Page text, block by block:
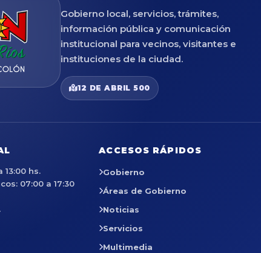
Gobierno local, servicios, trámites,
información pública y comunicación
institucional para vecinos, visitantes e
instituciones de la ciudad.
12 DE ABRIL 500
13:00 hs.
07:00 a 17:30
ACCESOS RÁPIDOS
Gobierno
Áreas de Gobierno
Noticias
Servicios
Multimedia